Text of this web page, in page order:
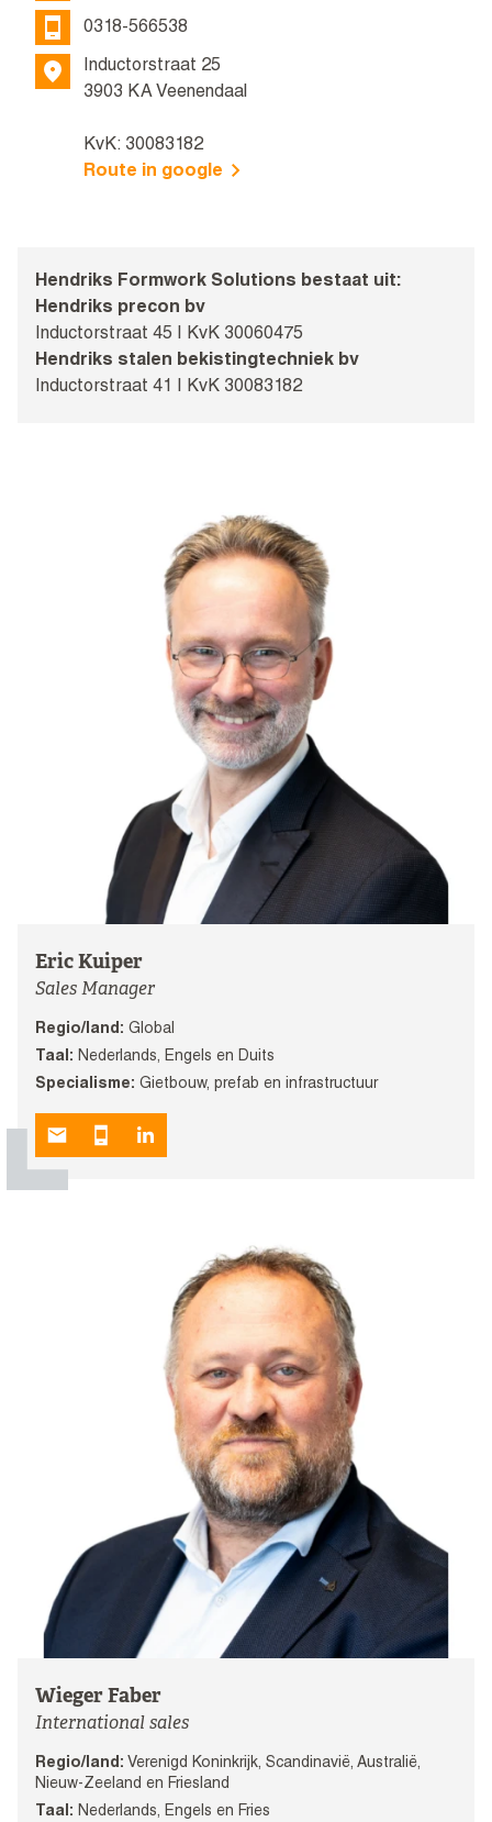
0318-566538
Inductorstraat 25
3903 KA Veenendaal
KvK: 30083182
Route in google
Hendriks Formwork Solutions bestaat uit:
Hendriks precon bv
Inductorstraat 45 I KvK 30060475
Hendriks stalen bekistingtechniek bv
Inductorstraat 41 I KvK 30083182
Eric Kuiper
Sales Manager
Regio/land: Global
Taal: Nederlands, Engels en Duits
Specialisme: Gietbouw, prefab en infrastructuur
Wieger Faber
International sales
Regio/land: Verenigd Koninkrijk, Scandinavië, Australië,
Nieuw-Zeeland en Friesland
Taal: Nederlands, Engels en Fries